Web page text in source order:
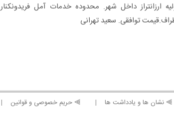
ارزانتراز داخل شهر. محدوده خدمات آمل فریدونکنار
توافقی. سعید تهرانی
⫸ نشان ها و یادداشت ها ⫸ حریم خصوصی و قوانین